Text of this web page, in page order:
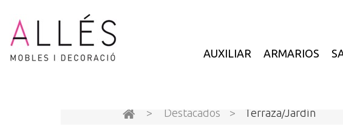
AUXILIAR ARMARIOS
>
Destacados > Terraza/Jardín